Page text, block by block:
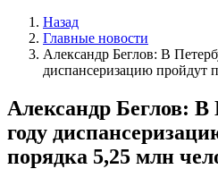
Назад
Главные новости
Александр Беглов: В
диспансеризацию пройдут
Александр Беглов: В
году
порядка 5,25 млн